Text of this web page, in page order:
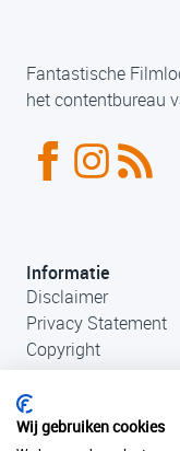
Fantastische
het contentbureau
Informatie
Disclaimer
Privacy Statement
Copyright
Wij gebruiken cookies